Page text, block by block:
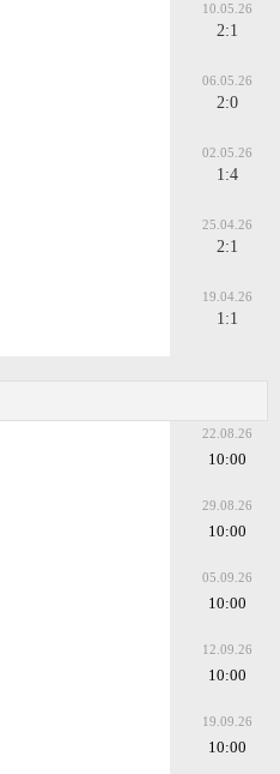
10.05.26
2:1
06.05.26
2:0
02.05.26
1:4
25.04.26
2:1
19.04.26
1:1
22.08.26
10:00
29.08.26
10:00
05.09.26
10:00
12.09.26
10:00
19.09.26
10:00